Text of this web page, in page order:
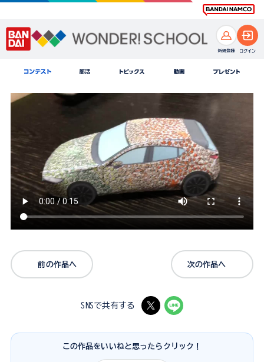
前の作品へ 次の作品へ
SNSで共有する
この作品をいいねと思ったらクリック！